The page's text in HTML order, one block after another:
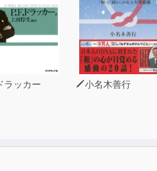
ラッカー 小名木善行